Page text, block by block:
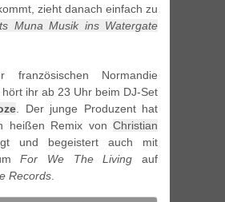
zieht danach einfach zu
Muna Musik ins Watergate
Normandie
ihr ab 23 Uhr beim DJ-Set
. Der junge Produzent hat
heißen Remix von Christian
und begeistert auch mit
For We The Living auf
Records